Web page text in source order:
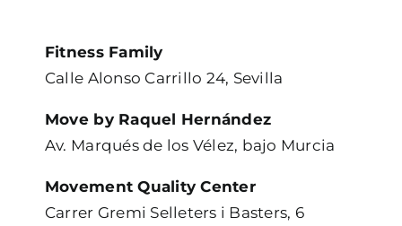
Fitness Family
Calle Alonso Carrillo 24, Sevilla
Move by Raquel Hernández
Av. Marqués de los Vélez, bajo Murcia
Movement Quality Center
Carrer Gremi Selleters i Basters, 6